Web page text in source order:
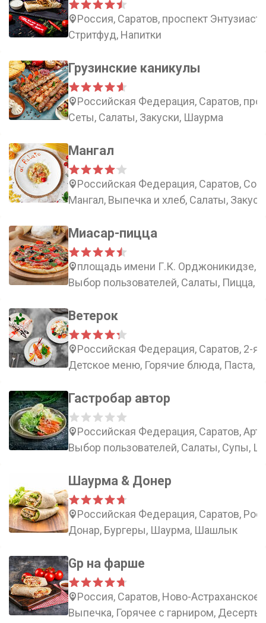
Россия, Саратов, проспект
Стритфуд, Напитки
Грузинские каникулы
Российская Федерация, Саратов,
Сеты, Салаты, Закуски, Шаурма
Мангал
Российская Федерация, Саратов,
Мангал, Выпечка и хлеб, Салаты,
Миасар-пицца
площадь имени Г.К. Орджоникидзе, 1
Выбор пользователей, Салаты, Пицца,
Ветерок
Российская Федерация, Саратов, 2-я
Детское меню, Горячие блюда, Паста,
Гастробар автор
Российская Федерация, Саратов,
Выбор пользователей, Салаты, Супы,
Шаурма & Донер
Российская Федерация, Саратов,
Донар, Бургеры, Шаурма, Шашлык
Gp на фарше
Россия, Саратов, Ново-Астраханское
Выпечка, Горячее с гарниром,